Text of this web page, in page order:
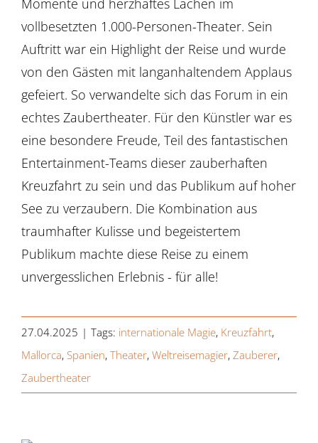
Momente und herzhaftes Lachen im
vollbesetzten 1.000-Personen-Theater. Sein
Auftritt war ein Highlight der Reise und wurde
von den Gästen mit langanhaltendem Applaus
gefeiert. So verwandelte sich das Forum in ein
echtes Zaubertheater. Für den Künstler war es
eine besondere Freude, Teil des fantastischen
Entertainment-Teams dieser zauberhaften
Kreuzfahrt zu sein und das Publikum auf hoher
See zu verzaubern. Die Kombination aus
traumhafter Kulisse und begeistertem
Publikum machte diese Reise zu einem
unvergesslichen Erlebnis - für alle!
27.04.2025 | Tags: internationale Magie, Kreuzfahrt,
Mallorca, Spanien, Theater, Weltreisemagier, Zauberer,
Zaubertheater